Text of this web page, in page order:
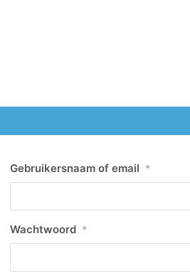
Gebruikersnaam of email *
Wachtwoord *